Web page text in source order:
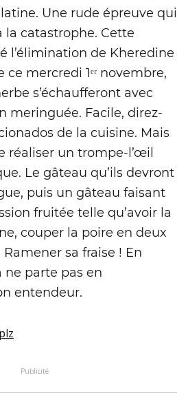
Une rude épreuve qui
la catastrophe. Cette
l’élimination de Kheredine
ce mercredi 1ᵉʳ novembre,
s’échaufferont avec
meringuée. Facile, direz-
de la cuisine. Mais
réaliser un trompe-l’œil
Le gâteau qu’ils devront
puis un gâteau faisant
fruitée telle qu’avoir la
couper la poire en deux
sa fraise ! En
ne parte pas en
entendeur.
Publicité